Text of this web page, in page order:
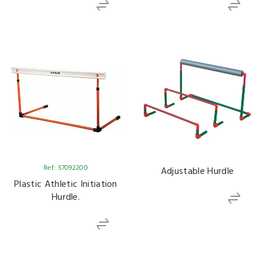
Ref: 57092200
Plastic Athletic Initiation
Hurdle.
Adjustable Hurdle